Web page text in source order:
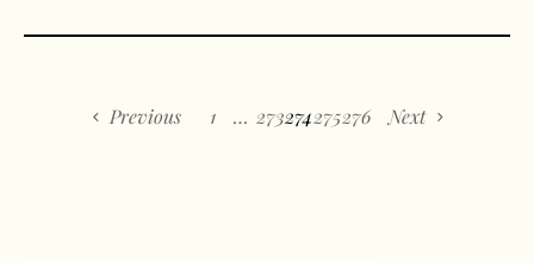
Previous 1 … 273274275276 Next